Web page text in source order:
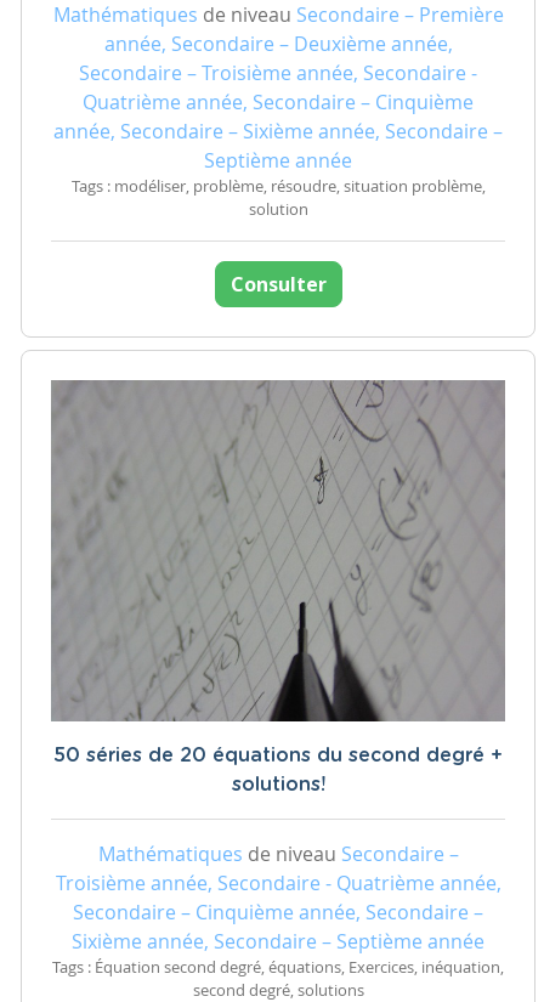
Mathématiques de niveau Secondaire – Première
année, Secondaire – Deuxième année,
Secondaire – Troisième année, Secondaire -
Quatrième année, Secondaire – Cinquième
année, Secondaire – Sixième année, Secondaire –
Septième année
Tags : modéliser, problème, résoudre, situation problème,
solution
Consulter
50 séries de 20 équations du second degré +
solutions!
Mathématiques de niveau Secondaire –
Troisième année, Secondaire - Quatrième année,
Secondaire – Cinquième année, Secondaire –
Sixième année, Secondaire – Septième année
Tags : Équation second degré, équations, Exercices, inéquation,
second degré, solutions